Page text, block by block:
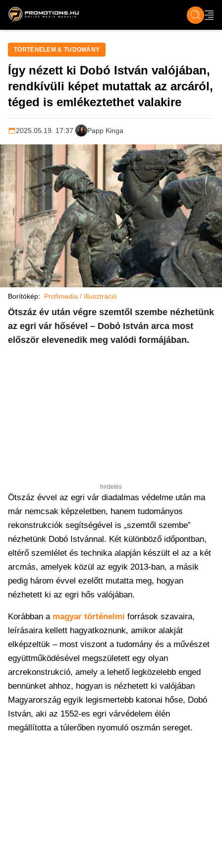
ZENE, FILM & KULT ÉLET TECH &
TÖRTÉNELEM & TUDOMÁNY
Így nézett ki Dobó István valójában,
rendkívüli képet mutattak az arcáról,
téged is emlékeztethet valakire
2025.05.19. 17:37| Papp Kinga
Borítókép: Profimedia / Illusztráció
Ötszáz év után végre szemtől szembe nézhetünk
az egri vár hősével – Dobó István arca most
először elevenedik meg valódi formájában.
hirdetés
Ötszáz évvel az egri vár diadalmas védelme után ma
már nemcsak képzeletben, hanem tudományos
rekonstrukciók segítségével is „szemtől szembe”
nézhetünk Dobó Istvánnal. Két különböző időpontban,
eltérő szemlélet és technika alapján készült el az a két
arcmás, amelyek közül az egyik 2013-ban, a másik
pedig három évvel ezelőtt mutatta meg, hogyan
nézhetett ki az egri hős valójában.
Korábban a magyar történelmi források szavaira,
leírásaira kellett hagyatkoznunk, amikor alakját
elképzeltük – most viszont a tudomány és a művészet
együttműködésével megszületett egy olyan
arcrekonstrukció, amely a lehető legközelebb enged
bennünket ahhoz, hogyan is nézhetett ki valójában
Magyarország egyik legismertebb katonai hőse, Dobó
István, aki az 1552-es egri várvédelem élén
megállította a túlerőben nyomuló oszmán sereget.